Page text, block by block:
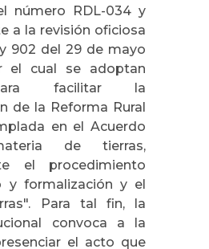
número RDL-034 y
a la revisión oficiosa
902 del 29 de mayo
el cual se adoptan
facilitar la
de la Reforma Rural
en el Acuerdo
de tierras,
el procedimiento
y formalización y el
Para tal fin, la
convoca a la
el acto que